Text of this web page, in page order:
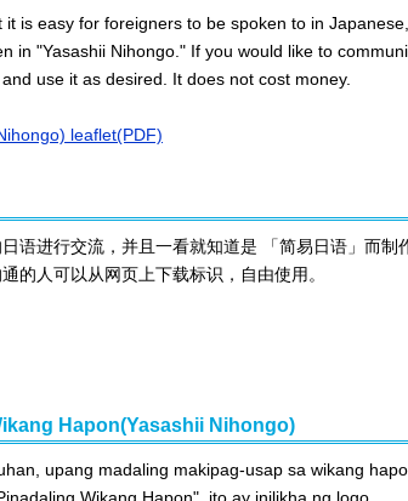
for foreigners to be spoken to in Japanese, as well as for
Nihongo." If you would like to communicate using
use it as desired. It does not cost money.
leaflet(PDF)
语进行交流，并且一看就知道是 「简易日语」而制
的人可以从网页上下载标识，自由使用。
Hapon(Yasashii Nihongo)
upang madaling makipag-usap sa wikang